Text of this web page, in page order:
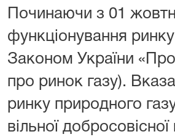
Починаючи з 01
функціонування
Законом України
про ринок газу).
ринку природного
вільної добросовісної